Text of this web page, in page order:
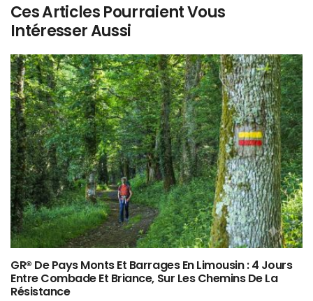
Ces Articles Pourraient Vous
Intéresser Aussi
GR® De Pays Monts Et Barrages En Limousin : 4 Jours
Entre Combade Et Briance, Sur Les Chemins De La
Résistance